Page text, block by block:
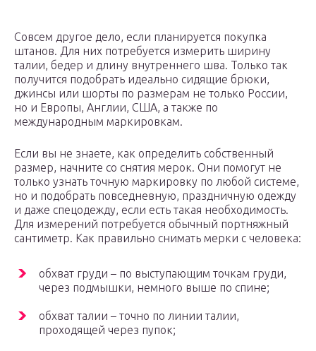
Совсем другое дело, если планируется покупка
штанов. Для них потребуется измерить ширину
талии, бедер и длину внутреннего шва. Только так
получится подобрать идеально сидящие брюки,
джинсы или шорты по размерам не только России,
но и Европы, Англии, США, а также по
международным маркировкам.
Если вы не знаете, как определить собственный
размер, начните со снятия мерок. Они помогут не
только узнать точную маркировку по любой системе,
но и подобрать повседневную, праздничную одежду
и даже спецодежду, если есть такая необходимость.
Для измерений потребуется обычный портняжный
сантиметр. Как правильно снимать мерки с человека:
обхват груди – по выступающим точкам груди,
через подмышки, немного выше по спине;
обхват талии – точно по линии талии,
проходящей через пупок;